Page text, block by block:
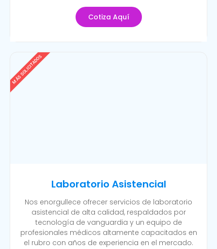
Cotiza Aquí
Laboratorio Asistencial
Nos enorgullece ofrecer servicios de laboratorio
asistencial de alta calidad, respaldados por
tecnología de vanguardia y un equipo de
profesionales médicos altamente capacitados en
el rubro con años de experiencia en el mercado.
MÁS SOLICITADOS